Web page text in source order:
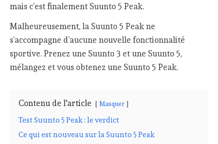
mais c’est finalement Suunto 5 Peak.
Malheureusement, la Suunto 5 Peak ne
s’accompagne d’aucune nouvelle fonctionnalité
sportive. Prenez une Suunto 3 et une Suunto 5,
mélangez et vous obtenez une Suunto 5 Peak.
Contenu de l'article Masquer
Test Suunto 5 Peak : le verdict
Ce qui est nouveau sur la Suunto 5 Peak